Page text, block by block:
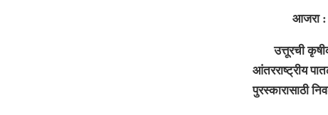
आजरा :
उत्तूरची
आंतरराष्ट्रीय
पुरस्कारासाठी